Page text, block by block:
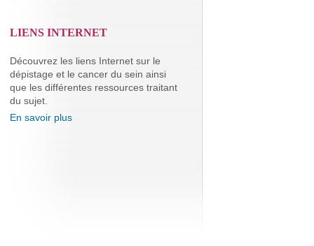
LIENS INTERNET
Découvrez les liens Internet sur le
dépistage et le cancer du sein ainsi
que les différentes ressources traitant
du sujet.
En savoir plus